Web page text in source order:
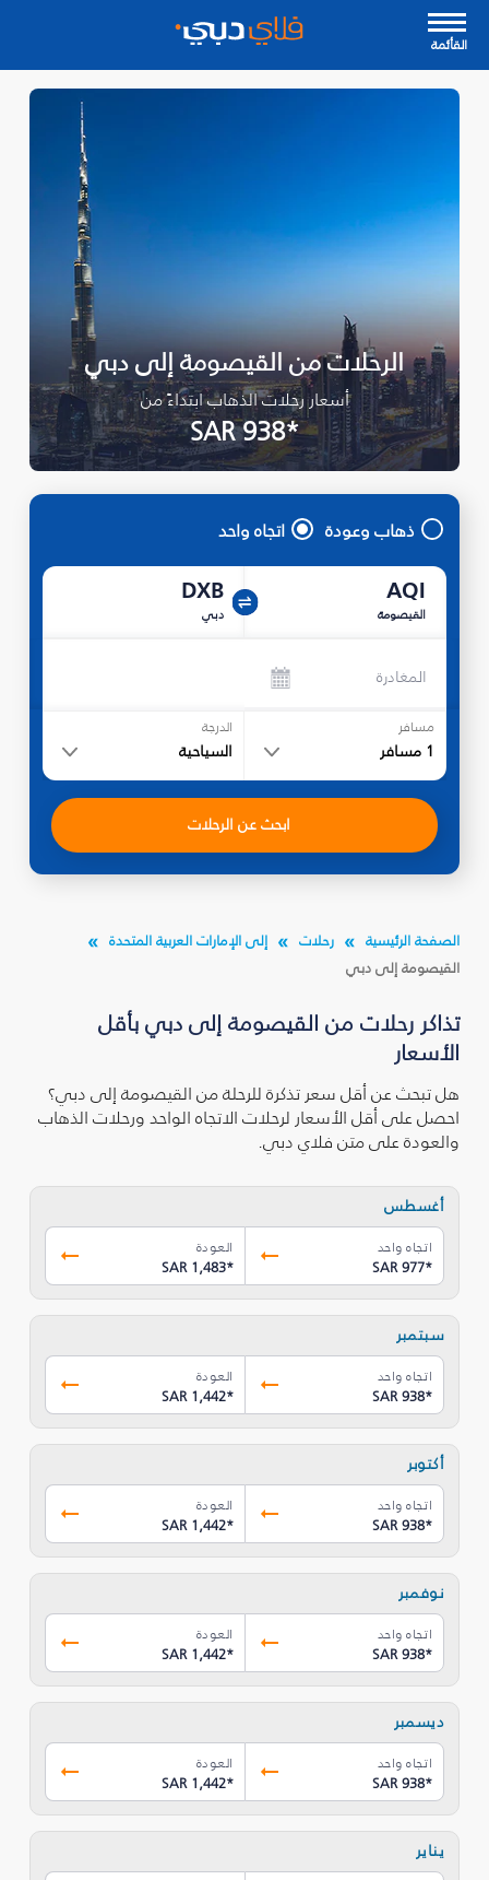
القأئمة
الرحلات من القيصومة إلى دبي
أسعار رحلات الذهاب ابتداءً من
*SAR 938
ذهاب وعودة اتجاه واحد
AQI
القيصومة
DXB
دبي
المغادرة
مسافر
1 مسافر
الدرجة
السياحية
ابحث عن الرحلات
الصفحة الرئيسية رحلات
إلى الإمارات العربية المتحدة
القيصومة إلى دبي
تذاكر رحلات من القيصومة إلى دبي بأقل
الأسعار
هل تبحث عن أقل سعر تذكرة للرحلة من القيصومة إلى دبي؟
احصل على أقل الأسعار لرحلات الاتجاه الواحد ورحلات الذهاب
والعودة على متن فلاي دبي.
أغسطس
اتجاه واحد
SAR 977*
العودة
SAR 1,483*
سبتمبر
اتجاه واحد
SAR 938*
العودة
SAR 1,442*
أكتوبر
اتجاه واحد
SAR 938*
العودة
SAR 1,442*
نوفمبر
اتجاه واحد
SAR 938*
العودة
SAR 1,442*
ديسمبر
اتجاه واحد
SAR 938*
العودة
SAR 1,442*
يناير